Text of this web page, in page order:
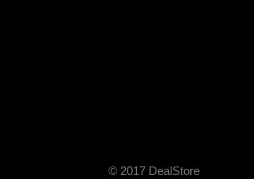
© 2017 DealStore